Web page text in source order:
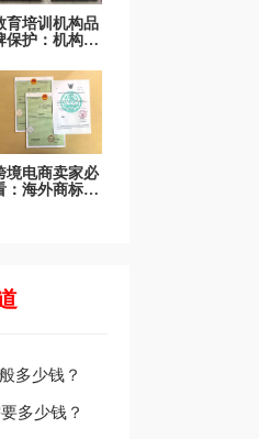
育培训机构品
保护：机构名
祥物商标全面
保护
境电商卖家必
：海外商标注
多少钱？
多少钱？